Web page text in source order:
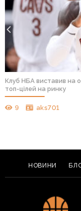
Клуб НБА виставив на
топ-цілей на ринку
9 aks701
НОВИНИ